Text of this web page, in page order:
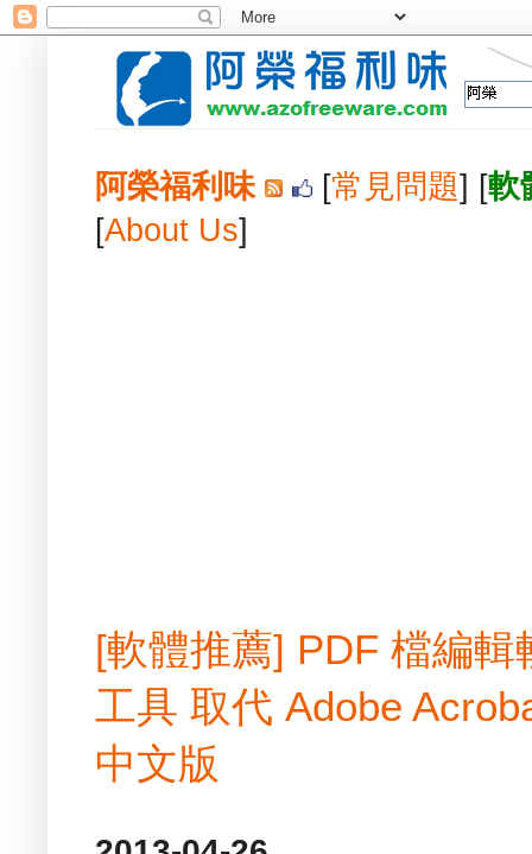
阿榮福利味 [常見問題] [軟
[About Us]
[軟體推薦] PDF 檔編
工具 取代 Adobe
中文版